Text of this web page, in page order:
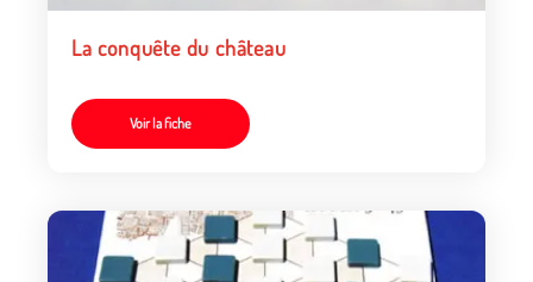
La conquête du château
Voir la fiche